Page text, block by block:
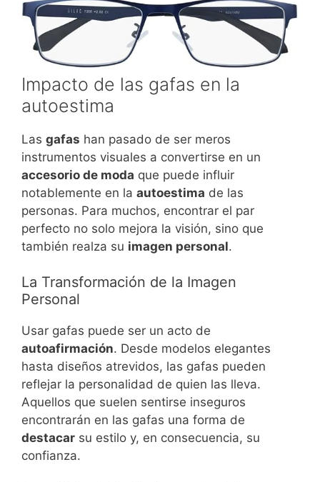
Impacto de las gafas en la
autoestima
Las gafas han pasado de ser meros
instrumentos visuales a convertirse en un
accesorio de moda que puede influir
notablemente en la autoestima de las
personas. Para muchos, encontrar el par
perfecto no solo mejora la visión, sino que
también realza su imagen personal.
La Transformación de la Imagen
Personal
Usar gafas puede ser un acto de
autoafirmación. Desde modelos elegantes
hasta diseños atrevidos, las gafas pueden
reflejar la personalidad de quien las lleva.
Aquellos que suelen sentirse inseguros
encontrarán en las gafas una forma de
destacar su estilo y, en consecuencia, su
confianza.